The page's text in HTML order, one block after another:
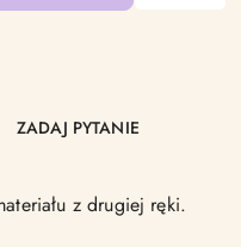
ZADAJ PYTANIE
z drugiej ręki.